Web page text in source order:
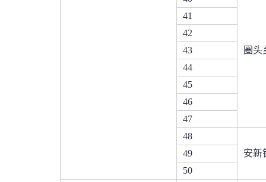
圈头
41
42
43
44
45
46
47
48
安新
49
50